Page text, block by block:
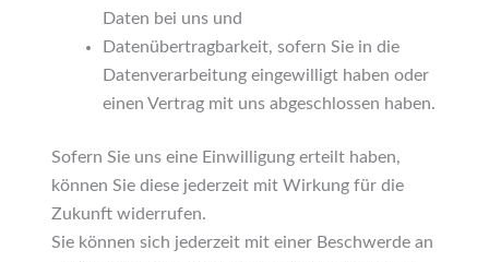
Daten bei uns und
Datenübertragbarkeit, sofern Sie in die
Datenverarbeitung eingewilligt haben oder
einen Vertrag mit uns abgeschlossen haben.
Sofern Sie uns eine Einwilligung erteilt haben,
können Sie diese jederzeit mit Wirkung für die
Zukunft widerrufen.
Sie können sich jederzeit mit einer Beschwerde an